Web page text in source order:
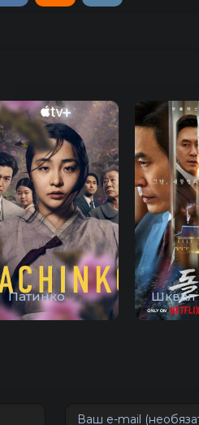
Патинко Шквал